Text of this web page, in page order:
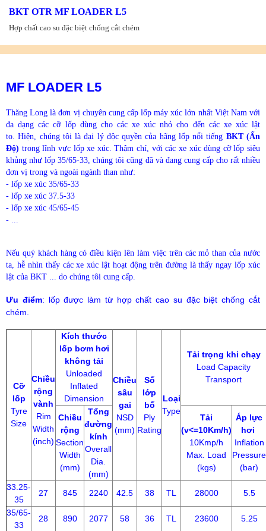
BKT OTR MF LOADER L5
Hợp chất cao su đặc biệt chống cắt chém
MF LOADER L5
Thăng Long là đơn vị chuyên cung cấp lốp máy xúc lớn nhất Việt Nam với
đa dạng các cỡ lốp dùng cho các xe xúc nhỏ cho đến các xe xúc lật
to. Hiện, chúng tôi là đại lý độc quyền của hãng lốp nổi tiếng BKT (Ấn
Độ) trong lĩnh vực lốp xe xúc. Thậm chí, với các xe xúc dùng cỡ lốp siêu
khủng như lốp 35/65-33, chúng tôi cũng đã và đang cung cấp cho rất nhiều
đơn vị trong và ngoài ngành than như:
- lốp xe xúc 35/65-33
- lốp xe xúc 37.5-33
- lốp xe xúc 45/65-45
- ...
Nếu quý khách hàng có điều kiện lên làm việc trên các mỏ than của nước
ta, hễ nhìn thấy các xe xúc lật hoạt động trên đường là thấy ngay lốp xúc
lật của BKT ... do chúng tôi cung cấp.
Ưu điểm: lốp được làm từ hợp chất cao su đặc biệt chống cắt
chém.
Cỡ
lốp
Tyre
Size
Chiều
rộng
vành
Rim
Width
(inch)
Kích thước
lốp bơm hơi
không tải
Unloaded
Inflated
Dimension
Chiều
sâu
gai
NSD
(mm)
Số
lớp
bố
Ply
Rating
Loại
Type
Tải trọng khi chạy
Load Capacity
Transport
Chiều
rộng
Section
Width
(mm)
Tổng
đường
kính
Overall
Dia.
(mm)
Tải
(v<=10Km/h)
10Kmp/h
Max. Load
(kgs)
Áp lực
hơi
Inflation
Pressure
(bar)
33.25-
35
27 845 2240 42.5 38 TL 28000 5.5
35/65-
33
28 890 2077 58 36 TL 23600 5.25